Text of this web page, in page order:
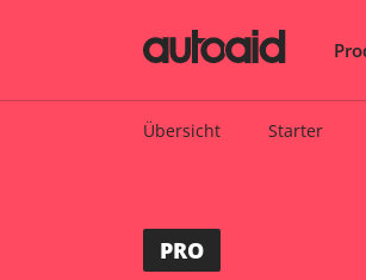
Übersicht Starter
PRO